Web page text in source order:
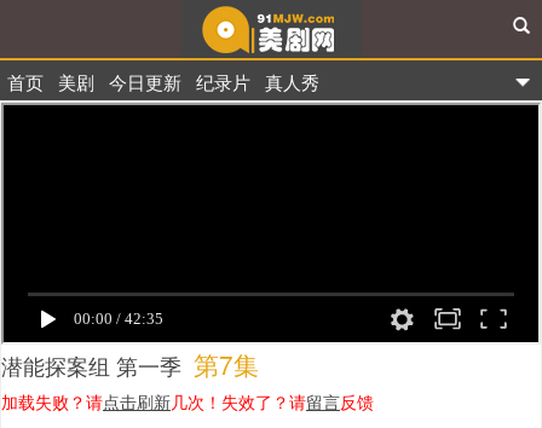
首页 美剧 今日更新 纪录片 真人秀
潜能探案组 第一季 第7集
加载失败？请点击刷新几次！失效了？请留言反馈